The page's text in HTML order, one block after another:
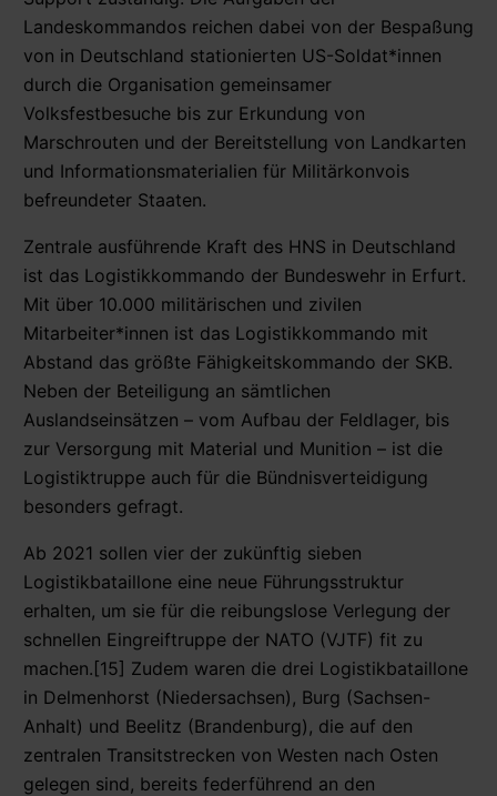
Landeskommandos reichen dabei von der Bespaßung
von in Deutschland stationierten US-Soldat*innen
durch die Organisation gemeinsamer
Volksfestbesuche bis zur Erkundung von
Marschrouten und der Bereitstellung von Landkarten
und Informationsmaterialien für Militärkonvois
befreundeter Staaten.
Zentrale ausführende Kraft des HNS in Deutschland
ist das Logistikkommando der Bundeswehr in Erfurt.
Mit über 10.000 militärischen und zivilen
Mitarbeiter*innen ist das Logistikkommando mit
Abstand das größte Fähigkeitskommando der SKB.
Neben der Beteiligung an sämtlichen
Auslandseinsätzen – vom Aufbau der Feldlager, bis
zur Versorgung mit Material und Munition – ist die
Logistiktruppe auch für die Bündnisverteidigung
besonders gefragt.
Ab 2021 sollen vier der zukünftig sieben
Logistikbataillone eine neue Führungsstruktur
erhalten, um sie für die reibungslose Verlegung der
schnellen Eingreiftruppe der NATO (VJTF) fit zu
machen.[15] Zudem waren die drei Logistikbataillone
in Delmenhorst (Niedersachsen), Burg (Sachsen-
Anhalt) und Beelitz (Brandenburg), die auf den
zentralen Transitstrecken von Westen nach Osten
gelegen sind, bereits federführend an den